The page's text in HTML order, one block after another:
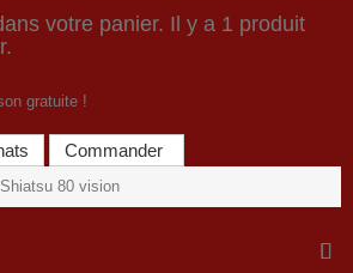
votre panier. Il y a 1 produit
gratuite !
Commander
80 vision